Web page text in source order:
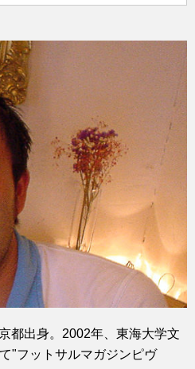
都出身。2002年、東海大学文
"フットサルマガジンピヴ